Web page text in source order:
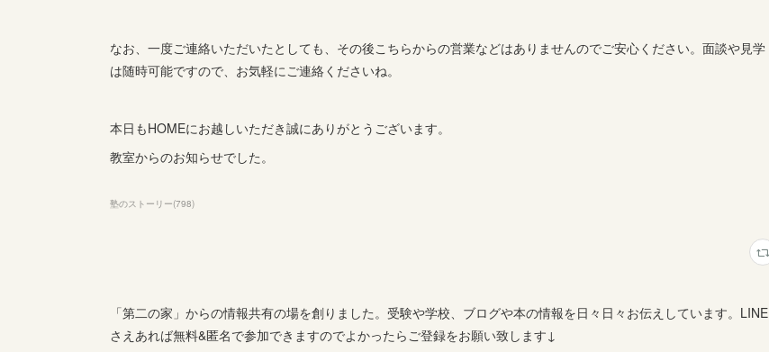
なお、一度ご連絡いただいたとしても、その後こちらからの営業などはありませんのでご安心ください。面談や見学
は随時可能ですので、お気軽にご連絡くださいね。
本日もHOMEにお越しいただき誠にありがとうございます。
教室からのお知らせでした。
塾のストーリー(798)
「第二の家」からの情報共有の場を創りました。受験や学校、ブログや本の情報を日々日々お伝えしています。LINE
さえあれば無料&匿名で参加できますのでよかったらご登録をお願い致します↓